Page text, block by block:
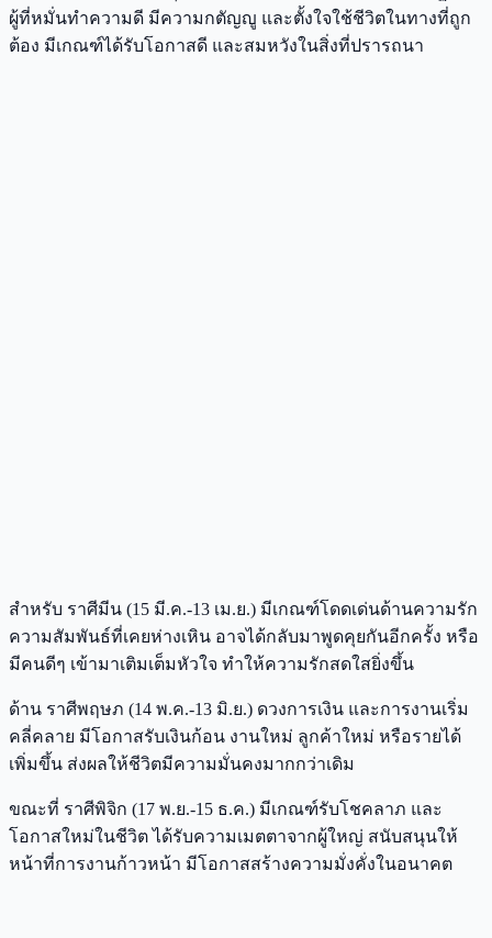
ผู้ที่หมั่นทำความดี มีความกตัญญู และตั้งใจใช้ชีวิตในทางที่ถูก
ต้อง มีเกณฑ์ได้รับโอกาสดี และสมหวังในสิ่งที่ปรารถนา
สำหรับ ราศีมีน (15 มี.ค.-13 เม.ย.) มีเกณฑ์โดดเด่นด้านความรัก
ความสัมพันธ์ที่เคยห่างเหิน อาจได้กลับมาพูดคุยกันอีกครั้ง หรือ
มีคนดีๆ เข้ามาเติมเต็มหัวใจ ทำให้ความรักสดใสยิ่งขึ้น
ด้าน ราศีพฤษภ (14 พ.ค.-13 มิ.ย.) ดวงการเงิน และการงานเริ่ม
คลี่คลาย มีโอกาสรับเงินก้อน งานใหม่ ลูกค้าใหม่ หรือรายได้
เพิ่มขึ้น ส่งผลให้ชีวิตมีความมั่นคงมากกว่าเดิม
ขณะที่ ราศีพิจิก (17 พ.ย.-15 ธ.ค.) มีเกณฑ์รับโชคลาภ และ
โอกาสใหม่ในชีวิต ได้รับความเมตตาจากผู้ใหญ่ สนับสนุนให้
หน้าที่การงานก้าวหน้า มีโอกาสสร้างความมั่งคั่งในอนาคต